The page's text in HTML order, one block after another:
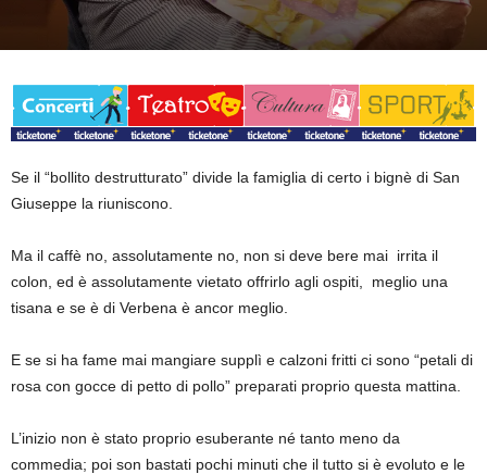
Se il “bollito destrutturato” divide la famiglia di certo i bignè di San
Giuseppe la riuniscono.
Ma il caffè no, assolutamente no, non si deve bere mai irrita il
colon, ed è assolutamente vietato offrirlo agli ospiti, meglio una
tisana e se è di Verbena è ancor meglio.
E se si ha fame mai mangiare supplì e calzoni fritti ci sono “petali di
rosa con gocce di petto di pollo” preparati proprio questa mattina.
L’inizio non è stato proprio esuberante né tanto meno da
commedia; poi son bastati pochi minuti che il tutto si è evoluto e le